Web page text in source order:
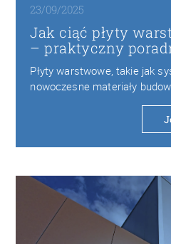
23/09/2025
Jak ciąć płyty
– praktyczny
Płyty warstwowe, takie jak
nowoczesne materiały
halach przemysłowych,